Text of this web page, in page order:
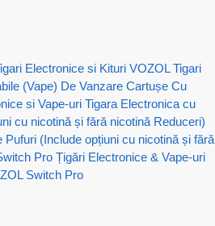
Electronice si Kituri VOZOL Tigari
(Vape) De Vanzare Cartușe Cu
si Vape-uri Tigara Electronica cu
cu nicotină și fără nicotină Reduceri)
Pufuri (Include opțiuni cu nicotină și fără
Pro Țigări Electronice & Vape-uri
Switch Pro